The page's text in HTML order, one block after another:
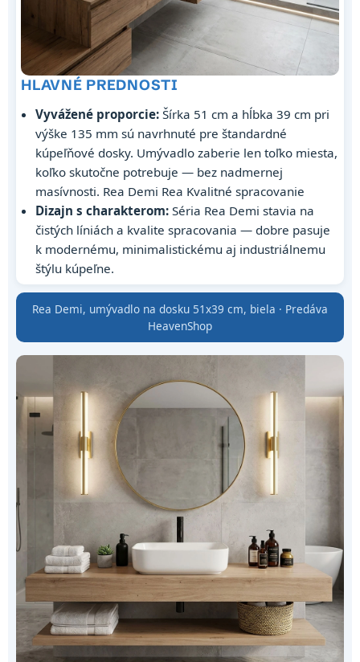
HLAVNÉ PREDNOSTI
Vyvážené proporcie: Šírka 51 cm a hĺbka 39 cm pri
výške 135 mm sú navrhnuté pre štandardné
kúpeľňové dosky. Umývadlo zaberie len toľko miesta,
koľko skutočne potrebuje — bez nadmernej
masívnosti. Rea Demi Rea Kvalitné spracovanie
Dizajn s charakterom: Séria Rea Demi stavia na
čistých líniách a kvalite spracovania — dobre pasuje
k modernému, minimalistickému aj industriálnemu
štýlu kúpeľne.
Rea Demi, umývadlo na dosku 51x39 cm, biela · Predáva
HeavenShop